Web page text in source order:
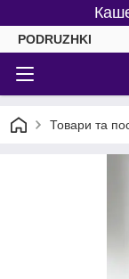
PODRUZHKI
Товари та